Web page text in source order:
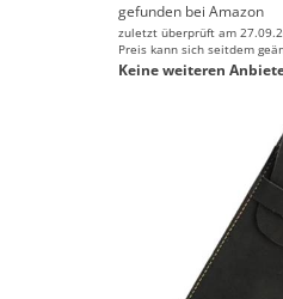
gefunden bei Amazon
zuletzt überprüft am
Preis kann sich seitdem
Keine weiteren